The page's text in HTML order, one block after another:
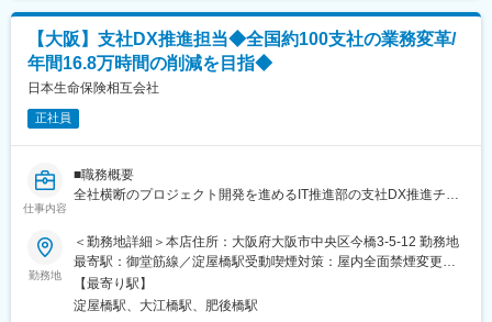
・新契約引受査定事務の設計
・ご契約者様向けWebサービスのデザイン設計
・AIを活用した社内ナレッジの統合参照機能構築
■組織概要
・約4000人が1事業所に集い、多種多様な生命保険事務を行っ
ており、個々人の適性・ご希望に応じたプロジェクトアサインが
可能です。
■キャリアパス
・大阪の事業所内の各オペレーションラインに配属し、各プロ
ジェクトを担当いただきます
ジャーやIT・法務領域での活躍等大阪の事業所をベースに幅広い
キャリアが築けます。
■特徴・魅力
・ITに係る技術の知識のみならず、法務、各事業会社でのBPR
【大阪】支社DX推進担当◆全国約100支社の業務変革/
年間16.8万時間の削減を目指◆
日本生命保険相互会社
正社員
仕事内容
■職務概要
全社横断のプロジェクト開発を進めるIT推進部の支社DX推進チー
ご担当いただきます。
具体的には、各支社で働く従業員の申請・お問合せ業務をデジタ
ル化/事務工程の見直しすることによる業務効率化です。
紙ベースで残る古い業務を改革する事で、全国の支社の職員がよ
り働きやすく、付加価値の高い業務に注力できる環境を構築する
勤務地
＜勤務地詳細＞本店住所：大阪府大阪市中央区今橋3-5-12 勤務地
最寄駅：御堂筋線／淀屋橋駅受動喫煙対策：屋内全面禁煙変更の
範囲：会社の定める事業所
【最寄り駅】
淀屋橋駅、大江橋駅、肥後橋駅